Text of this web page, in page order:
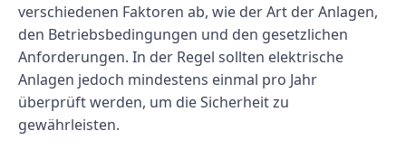
verschiedenen Faktoren ab, wie der Art der Anlagen,
den Betriebsbedingungen und den gesetzlichen
Anforderungen. In der Regel sollten elektrische
Anlagen jedoch mindestens einmal pro Jahr
überprüft werden, um die Sicherheit zu
gewährleisten.